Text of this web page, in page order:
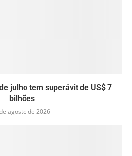
julho tem superávit de US$ 7
bilhões
agosto de 2026